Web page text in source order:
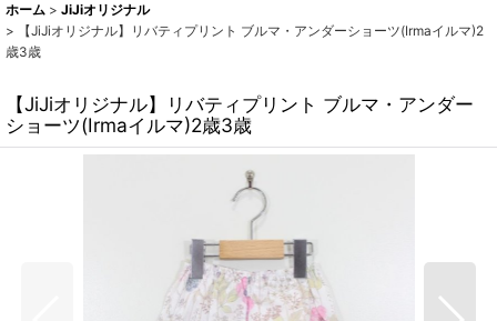
ホーム > JiJiオリジナル
>
【JiJiオリジナル】リバティプリント ブルマ・アンダーショーツ(Irmaイルマ)2
歳3歳
【JiJiオリジナル】リバティプリント ブルマ・アンダー
ショーツ(Irmaイルマ)2歳3歳